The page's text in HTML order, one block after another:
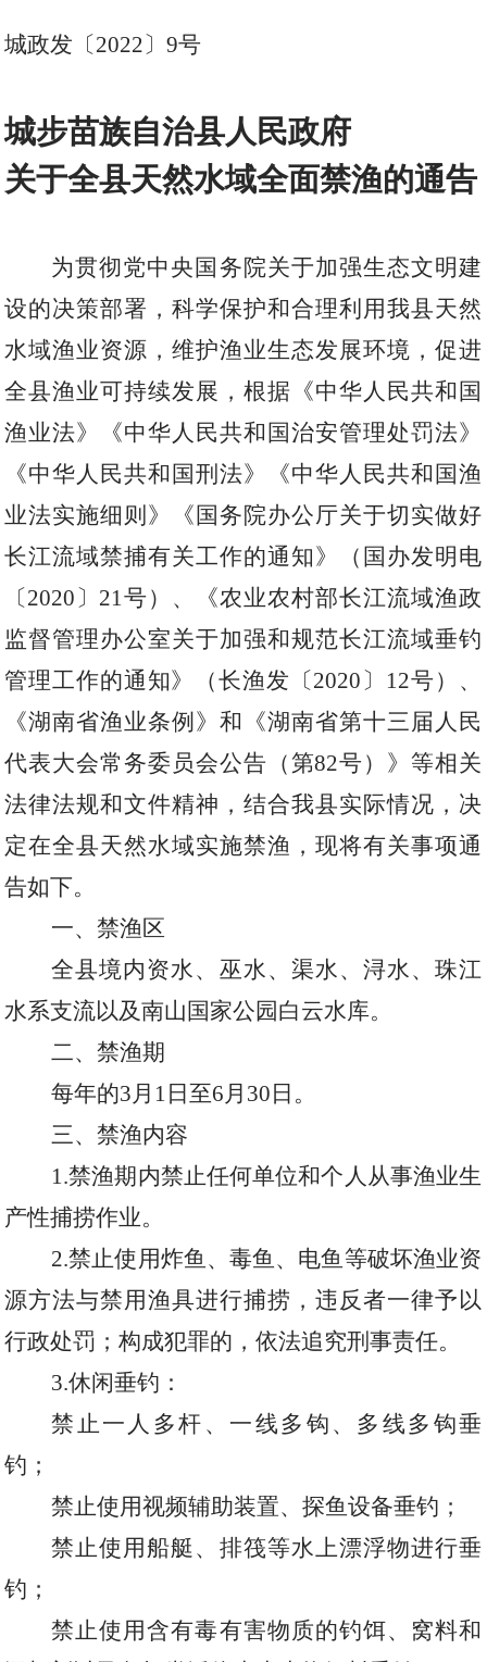
城政发〔2022〕9号
城步苗族自治县人民政府
关于全县天然水域全面禁渔的通告
为贯彻党中央国务院关于加强生态文明建
设的决策部署，科学保护和合理利用我县天然
水域渔业资源，维护渔业生态发展环境，促进
全县渔业可持续发展，根据《中华人民共和国
渔业法》《中华人民共和国治安管理处罚法》
《中华人民共和国刑法》《中华人民共和国渔
业法实施细则》《国务院办公厅关于切实做好
长江流域禁捕有关工作的通知》（国办发明电
〔2020 〕 21号）、《农业农村部长江流域渔政
监督管理办公室关于加强和规范长江流域垂钓
管理工作的通知》（长渔发〔2020 〕 12号）、
《湖南省渔业条例》和《湖南省第十三届人民
代表大会常务委员会公告（第82号）》等相关
法律法规和文件精神，结合我县实际情况，决
定在全县天然水域实施禁渔，现将有关事项通
告如下。
一、禁渔区
全县境内资水、巫水、渠水、浔水、珠江
水系支流以及南山国家公园白云水库。
二、禁渔期
每年的3月 1 日至6月 30 日。
三、禁渔内容
1.禁渔期内禁止任何单位和个人从事渔业生
产性捕捞作业。
2.禁止使用炸鱼、毒鱼、电鱼等破坏渔业资
源方法与禁用渔具进行捕捞，违反者一律予以
行政处罚；构成犯罪的，依法追究刑事责任。
3.休闲垂钓：
禁止一人多杆、一线多钩、多线多钩垂
钓；
禁止使用视频辅助装置、探鱼设备垂钓；
禁止使用船艇、排筏等水上漂浮物进行垂
钓；
禁止使用含有毒有害物质的钓饵、窝料和